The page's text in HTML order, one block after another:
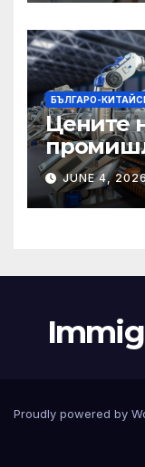
БЪЛГАРО-
Цените
JUNE 4,
Proudly powered by